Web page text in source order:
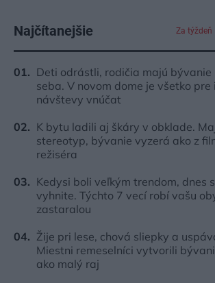
Najčítanejšie Za týždeň
Deti odrástli, rodičia majú bývanie
seba. V novom dome je všetko pre
návštevy vnúčat
K bytu ladili aj škáry v obklade.
stereotyp, bývanie vyzerá ako z
režiséra
Kedysi boli veľkým trendom, dnes
vyhnite. Týchto 7 vecí robí vašu
zastaralou
Žije pri lese, chová sliepky a
Miestni remeselníci vytvorili
ako malý raj